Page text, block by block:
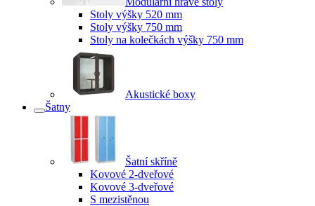
Stoly výšky 520 mm
Stoly výšky 750 mm
Stoly na kolečkách výšky 750 mm
Akustické boxy
Šatny
Šatní skříně
Kovové 2-dveřové
Kovové 3-dveřové
S mezistěnou